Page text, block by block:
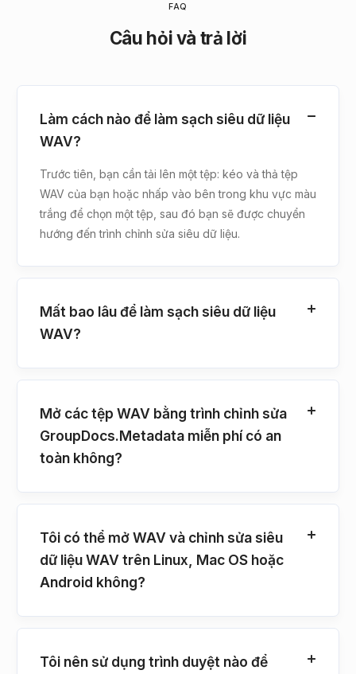
FAQ
Câu hỏi và trả lời
Làm cách nào để làm sạch siêu dữ liệu
WAV?
Trước tiên, bạn cần tải lên một tệp: kéo và thả tệp
WAV của bạn hoặc nhấp vào bên trong khu vực màu
trắng để chọn một tệp, sau đó bạn sẽ được chuyển
hướng đến trình chỉnh sửa siêu dữ liệu.
Mất bao lâu để làm sạch siêu dữ liệu
WAV?
Mở các tệp WAV bằng trình chỉnh sửa
GroupDocs.Metadata miễn phí có an
toàn không?
Tôi có thể mở WAV và chỉnh sửa siêu
dữ liệu WAV trên Linux, Mac OS hoặc
Android không?
Tôi nên sử dụng trình duyệt nào để